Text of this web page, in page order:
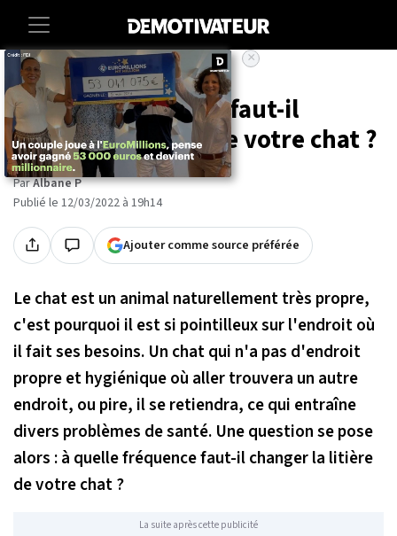
Accueil Societe Animaux
À quelle fréquence faut-il
changer la litière de votre chat ?
ParAlbane P
Publié le 12/03/2022 à 19h14
Ajouter comme source préférée
Le chat est un animal naturellement très propre,
c'est pourquoi il est si pointilleux sur l'endroit où
il fait ses besoins. Un chat qui n'a pas d'endroit
propre et hygiénique où aller trouvera un autre
endroit, ou pire, il se retiendra, ce qui entraîne
divers problèmes de santé. Une question se pose
alors : à quelle fréquence faut-il changer la litière
de votre chat ?
La suite après cette publicité
×